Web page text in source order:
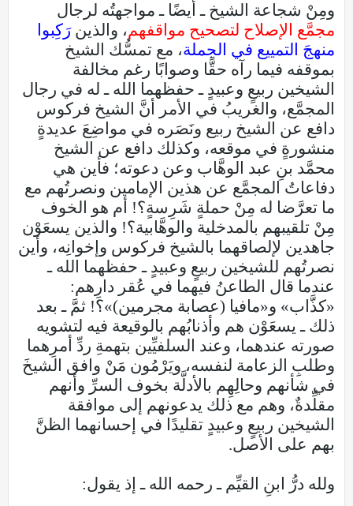
ومِنْ شجاعة الشيخ ـ أيضًا ـ مواجهتُه لرجال
مجمَّع الإصلاح لتصحيح مواقفهم، والذينرَكِبوا
منهجَ التمييع في الجملة، مع تمسُّك الشيخ
بموقفه فيما رآه حقًّا وصوابًا رغم مخالفة
الشيخين ربيعٍ وعبيدٍ ـ حفظهما الله ـ له في رجال
المجمَّع، والغريبُ في الأمر أنَّ الشيخ فركوس
دافع عن الشيخ ربيع ونَصَره في مواضِعَ عديدةٍ
منشورةٍ في موقعه، وكذلك دافع عن الشيخ
محمَّد بنِ عبد الوهَّاب وعن دعوته؛ فأين هي
دفاعاتُ المجمَّع عن هذين الإمامين ونصرتُهم مع
ما تعرَّضا له مِنْ حملةٍ شَرِسةٍ؟! أم هو الخوف
مِنْ تلقيبهم بالمدخلية والوهَّابية؟! والذين يسعَوْن
جاهدين لإلصاقهما بالشيخ فركوس وإخوانِه، وأين
نصرتُهم للشيخين ربيعٍ وعبيدٍ ـ حفظهما الله ـ
عندما قال الطاعنُ فيهما في عُقر دارِهم:
«كذَّاب» و«مافيا (عصابة مجرمين)»؟! ثمَّ ـ بعد
ذلك ـ يسعَوْن هم وأذنابُهم بالوقيعة فيه لتشويه
صورته عندهما، وعند السلفيِّين بتهمةِ ردِّ أمرِهما
وطلبِ الزعامة لنفسه، ويَرْمُون مَنْ وافق الشيخَ
في شأنهم وحالِهِم بالأدلَّة بخوف السرِّ وأنهم
مقلِّدةٌ، وهم مع ذلك يدعونهم إلى موافقة
الشيخين ربيعٍ وعبيدٍ تقليدًا في إحسانهما الظنَّ
بهم على الأصل.
ولله درُّ ابنِ القيِّم ـ رحمه الله ـ إذ يقول: